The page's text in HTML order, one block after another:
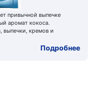
привычной выпечке
аромат кокоса.
выпечки, кремов и
Подробнее